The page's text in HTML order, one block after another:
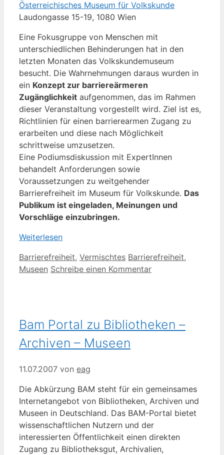
Österreichisches Museum für Volkskunde
Laudongasse 15-19, 1080 Wien
Eine Fokusgruppe von Menschen mit
unterschiedlichen Behinderungen hat in den
letzten Monaten das Volkskundemuseum
besucht. Die Wahrnehmungen daraus wurden in
ein Konzept zur barriereärmeren
Zugänglichkeit aufgenommen, das im Rahmen
dieser Veranstaltung vorgestellt wird. Ziel ist es,
Richtlinien für einen barrierearmen Zugang zu
erarbeiten und diese nach Möglichkeit
schrittweise umzusetzen.
Eine Podiumsdiskussion mit ExpertInnen
behandelt Anforderungen sowie
Voraussetzungen zu weitgehender
Barrierefreiheit im Museum für Volkskunde. Das
Publikum ist eingeladen, Meinungen und
Vorschläge einzubringen.
Weiterlesen
Kategorien
Barrierefreiheit, Vermischtes Schlagwörter
Barrierefreiheit,
Museen Schreibe einen Kommentar
Bam Portal zu Bibliotheken –
Archiven – Museen
11.07.2007 von eag
Die Abkürzung BAM steht für ein gemeinsames
Internetangebot von Bibliotheken, Archiven und
Museen in Deutschland. Das BAM-Portal bietet
wissenschaftlichen Nutzern und der
interessierten Öffentlichkeit einen direkten
Zugang zu Bibliotheksgut, Archivalien,